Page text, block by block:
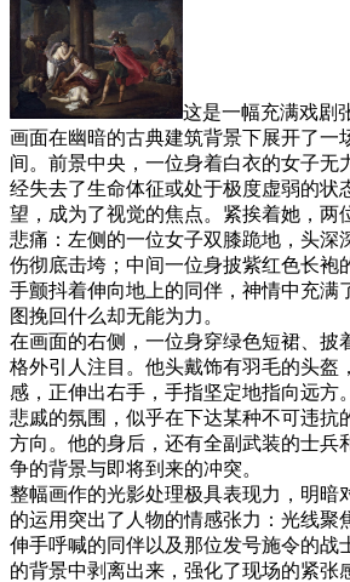
这是一幅充满戏剧
画面在幽暗的古典建筑背景下展开了一
间。前景中央，一位身着白衣的女子无
经失去了生命体征或处于极度虚弱的状
望，成为了视觉的焦点。紧挨着她，两
悲痛：左侧的一位女子双膝跪地，头深
伤彻底击垮；中间一位身披紫红色长袍
手颤抖着伸向地上的同伴，神情中充满
图挽回什么却无能为力。
在画面的右侧，一位身穿绿色短裙、披
格外引人注目。他头戴饰有羽毛的头盔
感，正伸出右手，手指坚定地指向远方
悲戚的氛围，似乎在下达某种不可违抗
方向。他的身后，还有全副武装的士兵
争的背景与即将到来的冲突。
整幅画作的光影处理极具表现力，明暗
的运用突出了人物的情感张力：光线聚
伸手呼喊的同伴以及那位发号施令的战
的背景中剥离出来，强化了现场的紧张